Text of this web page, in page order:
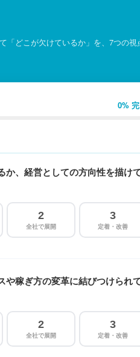
「どこが欠けているか」を、7つの視
0%
か、経営としての方向性を描け
2
全社で展開
3
定着・改善
や稼ぎ方の変革に結びつけられ
2
全社で展開
3
定着・改善